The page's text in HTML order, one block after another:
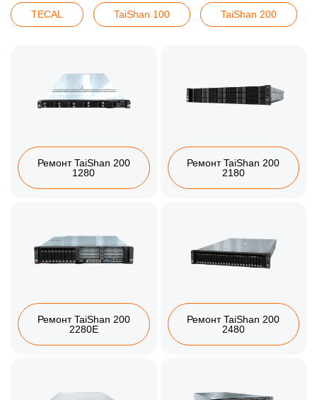
TECAL TaiShan 100 TaiShan 200
Ремонт TaiShan 200
1280
Ремонт TaiShan 200
2180
Ремонт TaiShan 200
2280E
Ремонт TaiShan 200
2480